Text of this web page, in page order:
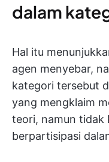
dalam
Hal itu
agen menyebar,
kategori tersebut
yang mengklaim
teori, namun tidak
berpartisipasi